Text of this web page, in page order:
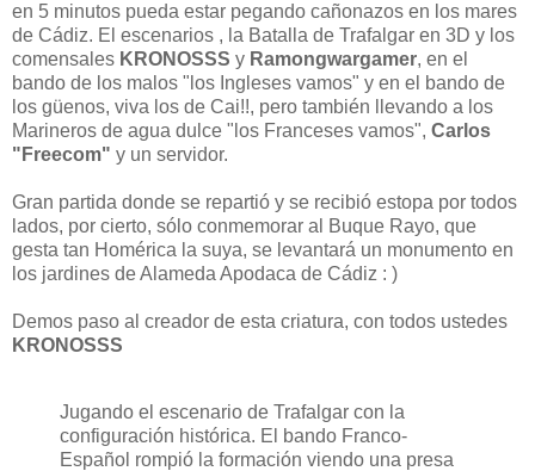
en 5 minutos pueda estar pegando cañonazos en los mares
de Cádiz. El escenarios , la Batalla de Trafalgar en 3D y los
comensales KRONOSSS y Ramongwargamer, en el
bando de los malos "los Ingleses vamos" y en el bando de
los güenos, viva los de Cai!!, pero también llevando a los
Marineros de agua dulce "los Franceses vamos", Carlos
"Freecom" y un servidor.
Gran partida donde se repartió y se recibió estopa por todos
lados, por cierto, sólo conmemorar al Buque Rayo, que
gesta tan Homérica la suya, se levantará un monumento en
los jardines de Alameda Apodaca de Cádiz : )
Demos paso al creador de esta criatura, con todos ustedes
KRONOSSS
Jugando el escenario de Trafalgar con la
configuración histórica. El bando Franco-
Español rompió la formación viendo una presa